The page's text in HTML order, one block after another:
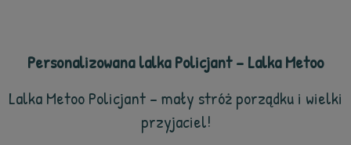
Personalizowana lalka Policjant – Lalka Metoo
Lalka Metoo Policjant – mały stróż porządku i wielki
przyjaciel!